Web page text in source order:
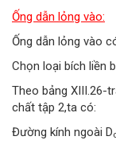
Ống dẫn lỏng vào:
Ống dẫn lỏng vào
Chọn loại bích liền
Theo bảng XIII.26-
chất tập 2,ta có:
Đường kính ngoài D